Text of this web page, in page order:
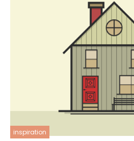
inspiration